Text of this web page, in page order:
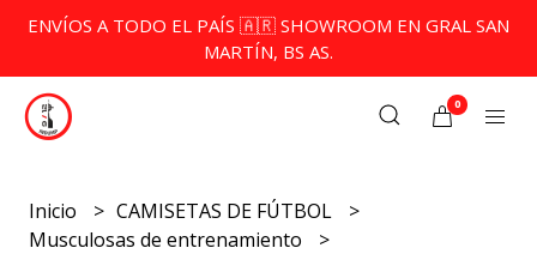
ENVÍOS A TODO EL PAÍS 🇦🇷 SHOWROOM EN GRAL SAN
MARTÍN, BS AS.
0
Inicio
CAMISETAS DE FÚTBOL
Musculosas de entrenamiento